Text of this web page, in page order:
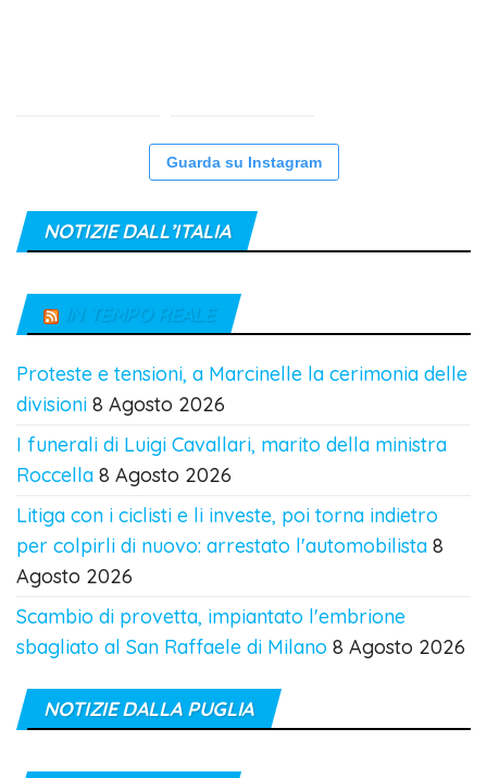
Guarda su Instagram
NOTIZIE DALL’ITALIA
IN TEMPO REALE
Proteste e tensioni, a Marcinelle la cerimonia delle
divisioni 8 Agosto 2026
I funerali di Luigi Cavallari, marito della ministra
Roccella 8 Agosto 2026
Litiga con i ciclisti e li investe, poi torna indietro
per colpirli di nuovo: arrestato l'automobilista 8
Agosto 2026
Scambio di provetta, impiantato l'embrione
sbagliato al San Raffaele di Milano 8 Agosto 2026
NOTIZIE DALLA PUGLIA